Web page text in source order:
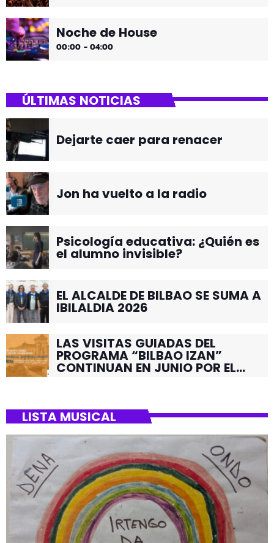
Noche de House
00:00 - 04:00
ÚLTIMAS NOTICIAS
Dejarte caer para renacer
Jon ha vuelto a la radio
Psicología educativa: ¿Quién es
el alumno invisible?
EL ALCALDE DE BILBAO SE SUMA A
IBILALDIA 2026
LAS VISITAS GUIADAS DEL
PROGRAMA “BILBAO IZAN”
CONTINUAN EN JUNIO POR EL
LISTA MUSICAL